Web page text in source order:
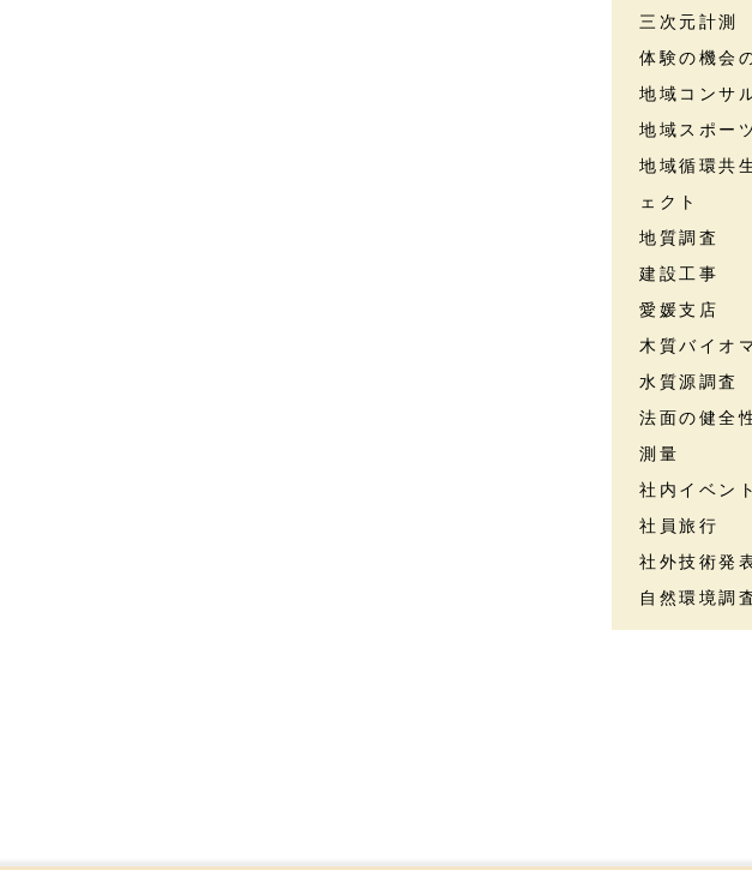
三次元計測
体験の機会
地域コンサ
地域スポー
地域循環共
ェクト
地質調査
建設工事
愛媛支店
木質バイオ
水質源調査
法面の健全
測量
社内イベント
社員旅行
社外技術発
自然環境調